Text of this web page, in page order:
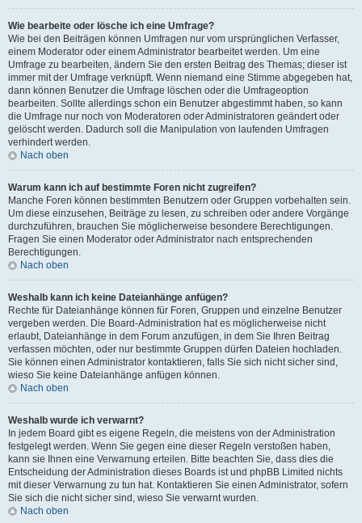
Wie bearbeite oder lösche ich eine Umfrage?
Wie bei den Beiträgen können Umfragen nur vom ursprünglichen Verfasser,
einem Moderator oder einem Administrator bearbeitet werden. Um eine
Umfrage zu bearbeiten, ändern Sie den ersten Beitrag des Themas; dieser ist
immer mit der Umfrage verknüpft. Wenn niemand eine Stimme abgegeben hat,
dann können Benutzer die Umfrage löschen oder die Umfrageoption
bearbeiten. Sollte allerdings schon ein Benutzer abgestimmt haben, so kann
die Umfrage nur noch von Moderatoren oder Administratoren geändert oder
gelöscht werden. Dadurch soll die Manipulation von laufenden Umfragen
verhindert werden.
Nach oben
Warum kann ich auf bestimmte Foren nicht zugreifen?
Manche Foren können bestimmten Benutzern oder Gruppen vorbehalten sein.
Um diese einzusehen, Beiträge zu lesen, zu schreiben oder andere Vorgänge
durchzuführen, brauchen Sie möglicherweise besondere Berechtigungen.
Fragen Sie einen Moderator oder Administrator nach entsprechenden
Berechtigungen.
Nach oben
Weshalb kann ich keine Dateianhänge anfügen?
Rechte für Dateianhänge können für Foren, Gruppen und einzelne Benutzer
vergeben werden. Die Board-Administration hat es möglicherweise nicht
erlaubt, Dateianhänge in dem Forum anzufügen, in dem Sie Ihren Beitrag
verfassen möchten, oder nur bestimmte Gruppen dürfen Dateien hochladen.
Sie können einen Administrator kontaktieren, falls Sie sich nicht sicher sind,
wieso Sie keine Dateianhänge anfügen können.
Nach oben
Weshalb wurde ich verwarnt?
In jedem Board gibt es eigene Regeln, die meistens von der Administration
festgelegt werden. Wenn Sie gegen eine dieser Regeln verstoßen haben,
kann sie Ihnen eine Verwarnung erteilen. Bitte beachten Sie, dass dies die
Entscheidung der Administration dieses Boards ist und phpBB Limited nichts
mit dieser Verwarnung zu tun hat. Kontaktieren Sie einen Administrator, sofern
Sie sich die nicht sicher sind, wieso Sie verwarnt wurden.
Nach oben